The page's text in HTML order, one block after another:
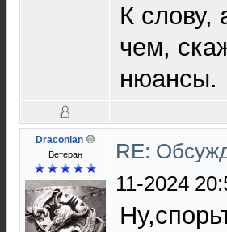
К
чем,
нюансы.
Draconian
Ветеран
RE:
11-2024